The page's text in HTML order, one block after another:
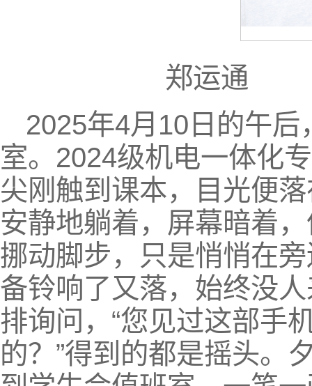
郑运
2025年4月10日的午
室。2024级机电一体化
尖刚触到课本，目光便
安静地躺着，屏幕暗着
挪动脚步，只是悄悄在
备铃响了又落，始终没
排询问，“您见过这部手
的？”得到的都是摇头。